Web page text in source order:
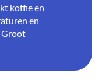
koffie en
en
Groot